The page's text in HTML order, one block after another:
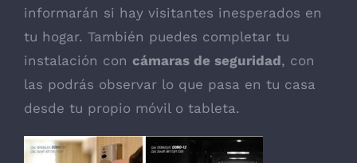
informarán si hay visitantes inesperados en
tu hogar. También puedes completar tu
instalación con cámaras de seguridad, con
las podrás observar lo que pasa en tu casa
desde tu propio móvil o tableta.